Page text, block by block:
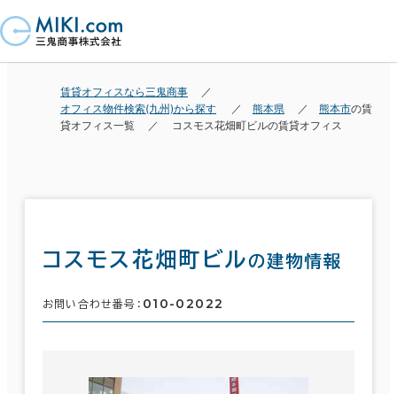
賃貸オフィスなら三鬼商事
オフィス物件検索(九州)から探す
熊本県 熊本市の賃
貸オフィス一覧
コスモス花畑町ビルの賃貸オフィス
コスモス花畑町ビルの建物情報
お問い合わせ番号： 010-02022